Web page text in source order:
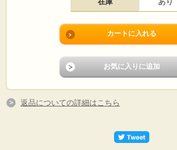
返品についての詳細はこちら